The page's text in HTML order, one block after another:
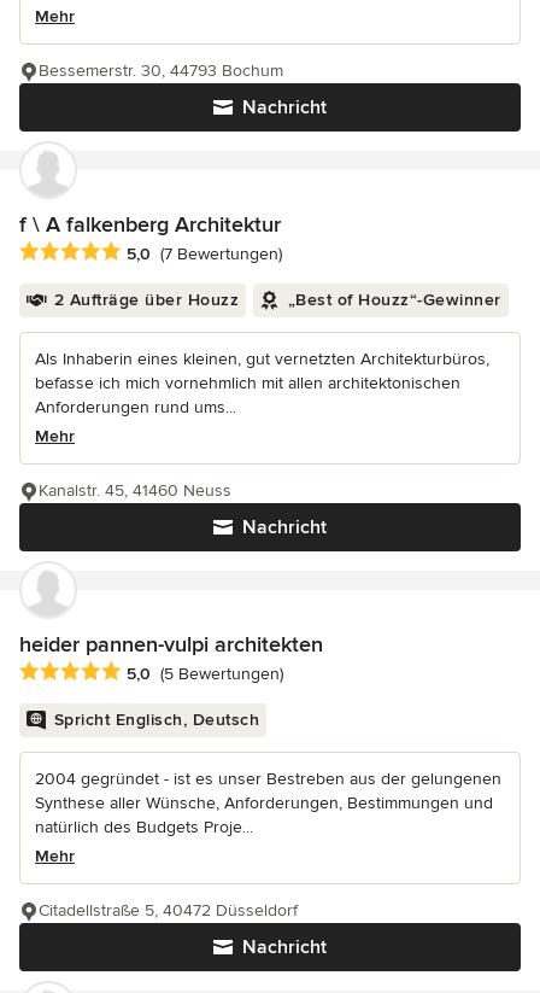
Mehr
Nachricht
Bessemerstr. 30, 44793 Bochum
f \ A falkenberg Architektur
Durchschnittliche Bewertung: 5 von 5 Sternen
5,0 (7 Bewertungen)
2 Aufträge über Houzz „Best of Houzz“-Gewinner
Als Inhaberin eines kleinen, gut vernetzten Architekturbüros,
befasse ich mich vornehmlich mit allen architektonischen
Anforderungen rund ums...
Mehr
Nachricht
Kanalstr. 45, 41460 Neuss
heider pannen-vulpi architekten
Durchschnittliche Bewertung: 5 von 5 Sternen
5,0 (5 Bewertungen)
Spricht Englisch, Deutsch
2004 gegründet - ist es unser Bestreben aus der gelungenen
Synthese aller Wünsche, Anforderungen, Bestimmungen und
natürlich des Budgets Proje...
Mehr
Nachricht
Citadellstraße 5, 40472 Düsseldorf